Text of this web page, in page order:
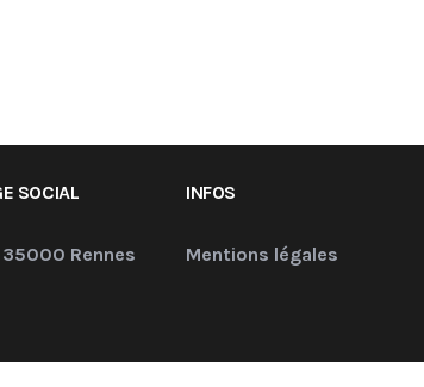
SOCIAL
35000 Rennes
INFOS
Mentions légales